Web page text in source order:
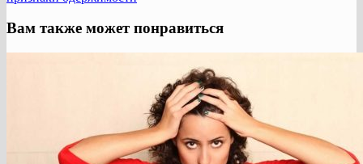
Вам также может понравиться